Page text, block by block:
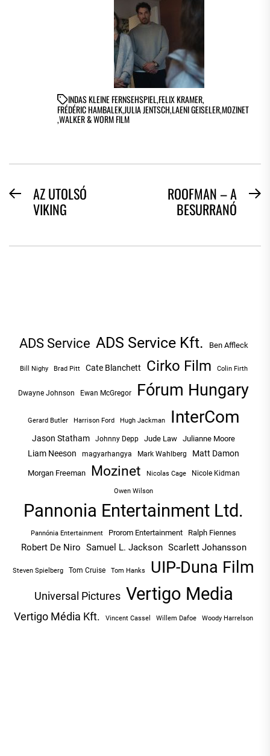
INDAS KLEINE FERNSEHSPIEL,FELIX KRAMER,
FRÉDÉRIC HAMBALEK,JULIA JENTSCH,LAENI GEISELER,MOZINET
,WALKER & WORM FILM
BEJEGYZÉS
NAVIGÁCIÓ
PreviousAZ UTOLSÓ
VIKING
ROOFMAN – A
BESURRANÓ
ADS Service ADS Service Kft. Ben Affleck
Bill Nighy Brad Pitt Cate Blanchett Cirko Film Colin Firth
Dwayne Johnson Ewan McGregor Fórum Hungary
Gerard Butler Harrison Ford Hugh Jackman InterCom
Jason Statham Johnny Depp Jude Law Julianne Moore
Liam Neeson magyarhangya Mark Wahlberg Matt Damon
Morgan Freeman Mozinet Nicolas Cage Nicole Kidman
Owen Wilson
Pannonia Entertainment Ltd.
Pannónia Entertainment Prorom Entertainment Ralph Fiennes
Robert De Niro Samuel L. Jackson Scarlett Johansson
Steven Spielberg Tom Cruise Tom Hanks UIP-Duna Film
Universal Pictures Vertigo Media
Vertigo Média Kft. Vincent Cassel Willem Dafoe Woody Harrelson